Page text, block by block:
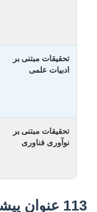
تحقیقات مبتنی بر
ادبیات علمی
تحقیقات مبتنی بر
نوآوری فناوری
113 عنوان